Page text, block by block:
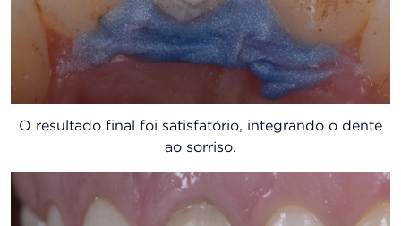
O resultado final foi satisfatório, integrando o dente
ao sorriso.